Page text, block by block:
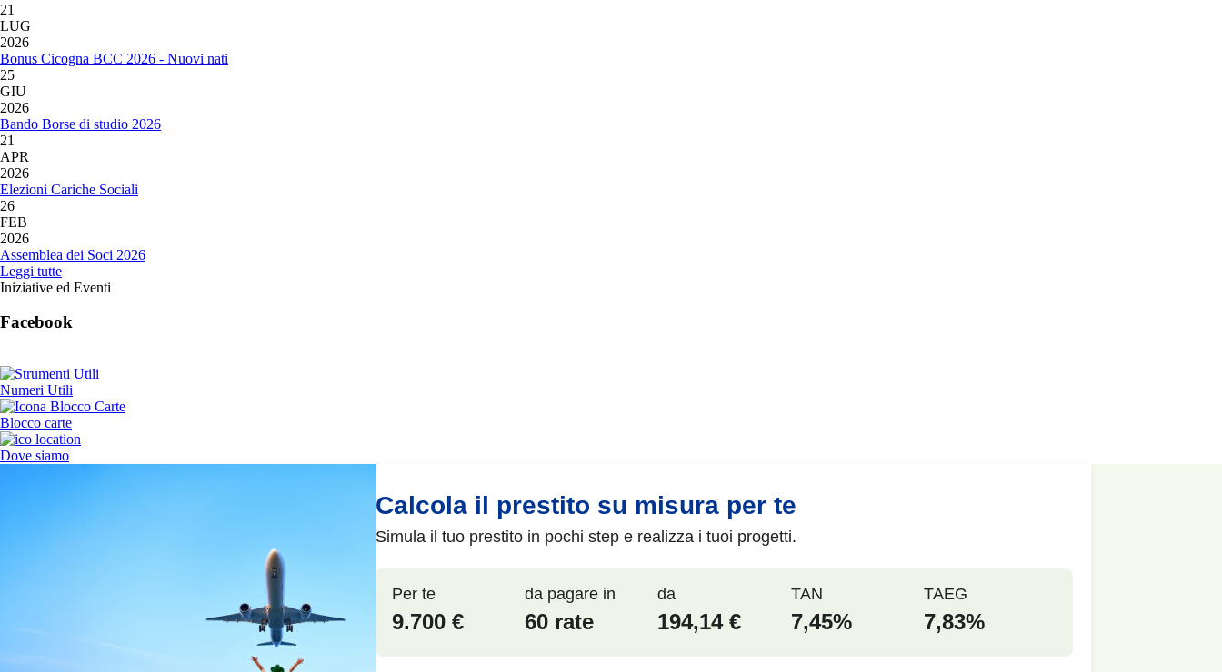
21
LUG
2026
Bonus Cicogna BCC 2026 - Nuovi nati
25
GIU
2026
Bando Borse di studio 2026
21
APR
2026
Elezioni Cariche Sociali
26
FEB
2026
Assemblea dei Soci 2026
Leggi tutte
Iniziative ed Eventi
Facebook
Numeri Utili
Blocco carte
Dove siamo